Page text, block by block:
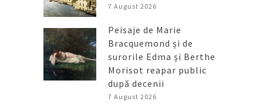
7 August 2026
Peisaje de Marie
Bracquemond și de
surorile Edma și Berthe
Morisot reapar public
după decenii
7 August 2026